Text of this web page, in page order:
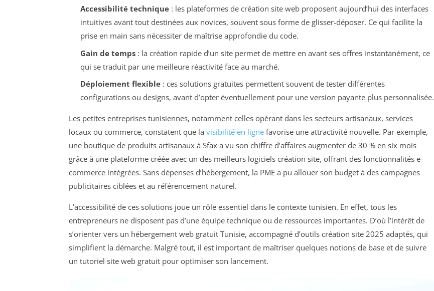
Accessibilité technique: les plateformes de création site web proposent aujourd’hui des interfaces
intuitives avant tout destinées aux novices, souvent sous forme de glisser-déposer. Ce qui facilite la
prise en main sans nécessiter de maîtrise approfondie du code.
Gain de temps: la création rapide d’un site permet de mettre en avant ses offres instantanément, ce
qui se traduit par une meilleure réactivité face au marché.
Déploiement flexible: ces solutions gratuites permettent souvent de tester différentes
configurations ou designs, avant d’opter éventuellement pour une version payante plus personnalisée.
Les petites entreprises tunisiennes, notamment celles opérant dans les secteurs artisanaux, services
locaux ou commerce, constatent que la visibilité en ligne favorise une attractivité nouvelle. Par exemple,
une boutique de produits artisanaux à Sfax a vu son chiffre d’affaires augmenter de 30 % en six mois
grâce à une plateforme créée avec un des meilleurs logiciels création site, offrant des fonctionnalités e-
commerce intégrées. Sans dépenses d’hébergement, la PME a pu allouer son budget à des campagnes
publicitaires ciblées et au référencement naturel.
L’accessibilité de ces solutions joue un rôle essentiel dans le contexte tunisien. En effet, tous les
entrepreneurs ne disposent pas d’une équipe technique ou de ressources importantes. D’où l’intérêt de
s’orienter vers un hébergement web gratuit Tunisie, accompagné d’outils création site 2025 adaptés, qui
simplifient la démarche. Malgré tout, il est important de maîtriser quelques notions de base et de suivre
un tutoriel site web gratuit pour optimiser son lancement.